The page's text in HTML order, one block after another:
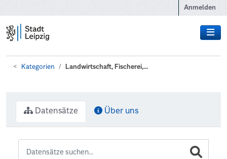
Anmelden
Kategorien Landwirtschaft, Fischerei,...
Datensätze Über uns